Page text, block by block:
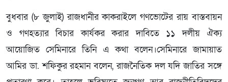
বুধবার (৮ জুলাই) রাজধানীর কাকরাইলে গণভোটের রায় বাস্তবায়ন
ও গণহত্যার বিচার কার্যকর করার দাবিতে ১১ দলীয় ঐক্য
আয়োজিত সেমিনারে তিনি এ কথা বলেন।সেমিনারে জামায়াত
আমির ডা. শফিকুর রহমান বলেন, রাজনৈতিক দল যদি জাতির সঙ্গে